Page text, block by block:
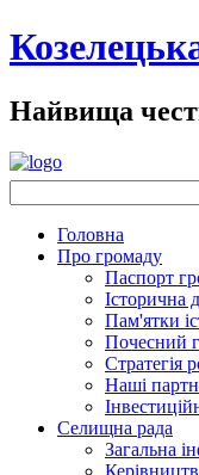
Найвища
Головна
Про громаду
Паспорт
Історична
Пам'ятки
Почесний
Стратегія
Наші
Селищна рада
Загальна